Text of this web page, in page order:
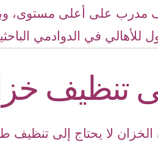
على أعلى مستوى،
للأهالي في الدوادمي
تنظيف
لا يحتاج إلى تنظيف